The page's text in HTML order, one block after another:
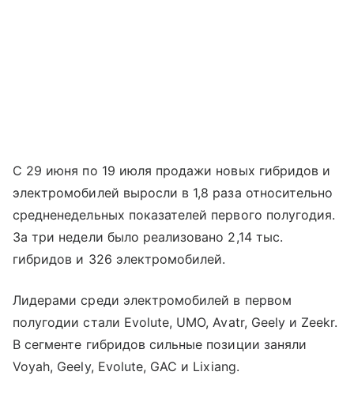
С 29 июня по 19 июля продажи новых гибридов и
электромобилей выросли в 1,8 раза относительно
средненедельных показателей первого полугодия.
За три недели было реализовано 2,14 тыс.
гибридов и 326 электромобилей.
Лидерами среди электромобилей в первом
полугодии стали Evolute, UMO, Avatr, Geely и Zeekr.
В сегменте гибридов сильные позиции заняли
Voyah, Geely, Evolute, GAC и Lixiang.